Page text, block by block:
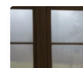
pour
la
porte